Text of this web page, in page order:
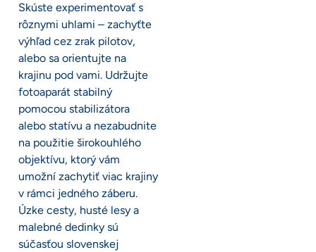
Skúste experimentovať s
rôznymi uhlami – zachyťte
výhľad cez zrak pilotov,
alebo sa orientujte na
krajinu pod vami. Udržujte
fotoaparát stabilný
pomocou stabilizátora
alebo statívu a nezabudnite
na použitie širokouhlého
objektívu, ktorý vám
umožní zachytiť viac krajiny
v rámci jedného záberu.
Úzke cesty, husté lesy a
malebné dedinky sú
súčasťou slovenskej